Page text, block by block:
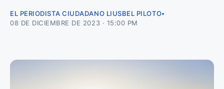
EL PERIODISTA CIUDADANO LIUSBEL PILOTO
08 DE DICIEMBRE DE 2023 · 15:00 PM